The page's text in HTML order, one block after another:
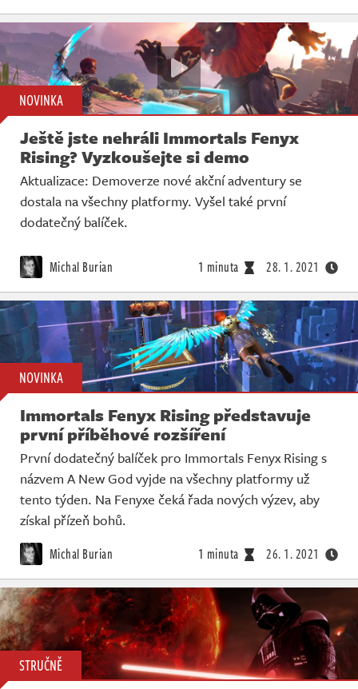
NOVINKA
Ještě jste nehráli Immortals Fenyx
Rising? Vyzkoušejte si demo
Aktualizace: Demoverze nové akční adventury se
dostala na všechny platformy. Vyšel také první
dodatečný balíček.
Michal Burian 1 minuta 28. 1. 2021
NOVINKA
Immortals Fenyx Rising představuje
první příběhové rozšíření
První dodatečný balíček pro Immortals Fenyx Rising s
názvem A New God vyjde na všechny platformy už
tento týden. Na Fenyxe čeká řada nových výzev, aby
získal přízeň bohů.
Michal Burian 1 minuta 26. 1. 2021
STRUČNĚ